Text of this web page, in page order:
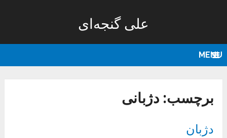
علی گنجه‌ای
MENU
برچسب:دژبانی
دژبان